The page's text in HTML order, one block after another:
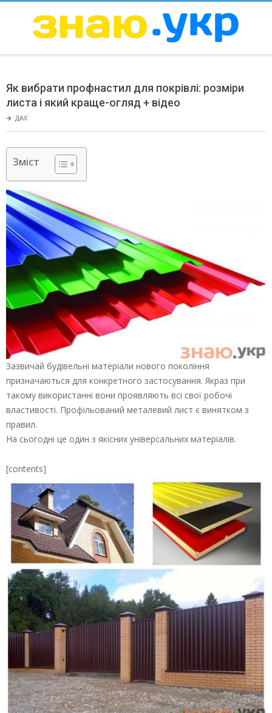
ЗНАЮ
Menu
Як вибрати профнастил для покрівлі: розміри
листа і який краще-огляд + відео
🡲 ДАХ
Зміст
Зазвичай будівельні матеріали нового покоління
призначаються для конкретного застосування. Якраз при
такому використанні вони проявляють всі свої робочі
властивості. Профільований металевий лист є винятком з
правил.
На сьогодні це один з якісних універсальних матеріалів.
[contents]